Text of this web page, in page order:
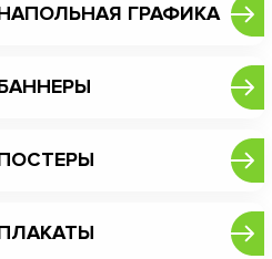
ГРАФИКА